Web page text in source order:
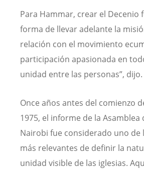
Para Hammar, crear el Decenio
forma de llevar adelante la
relación con el movimiento
participación apasionada en
unidad entre las personas”, dijo.
Once años antes del comienzo
1975, el informe de la Asamblea
Nairobi fue considerado uno de
más relevantes de definir la
unidad visible de las iglesias.